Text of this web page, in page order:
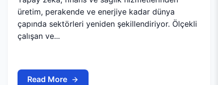
üretim, perakende ve enerjiye kadar dünya
çapında sektörleri yeniden şekillendiriyor. Ölçekli
çalışan ve...
Read More